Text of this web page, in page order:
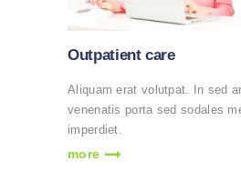
Outpatient care
Aliquam erat volutpat. In sed
venenatis porta sed sodales
imperdiet.
more